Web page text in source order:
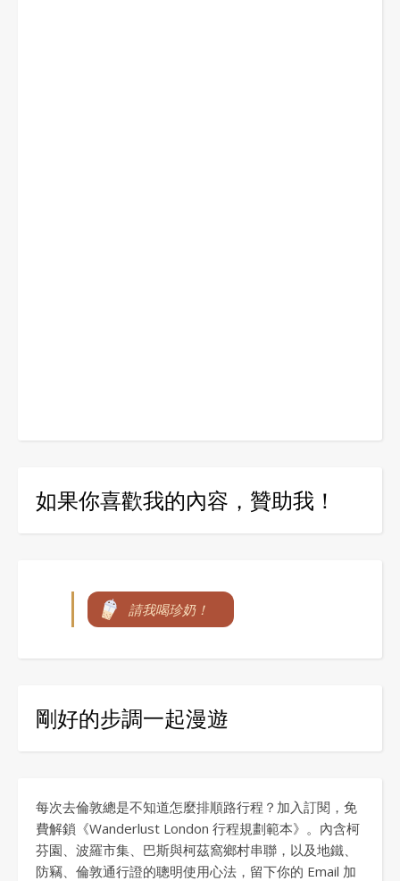
如果你喜歡我的內容，贊助我！
請我喝珍奶！
剛好的步調一起漫遊
每次去倫敦總是不知道怎麼排順路行程？加入訂閱，免
費解鎖《Wanderlust London 行程規劃範本》。內含柯
芬園、波羅市集、巴斯與柯茲窩鄉村串聯，以及地鐵、
防竊、倫敦通行證的聰明使用心法，留下你的 Email 加